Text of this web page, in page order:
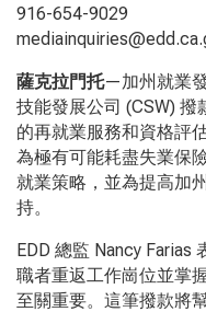
916-654-9029
薩克拉門托—加州就業
技能發展公司 (CSW) 撥
的再就業服務和資格評
為極有可能耗盡失業保
就業策略，並為提高加
持。
EDD 總監 Nancy Farias
職者重返工作崗位並掌
至關重要。這筆撥款將